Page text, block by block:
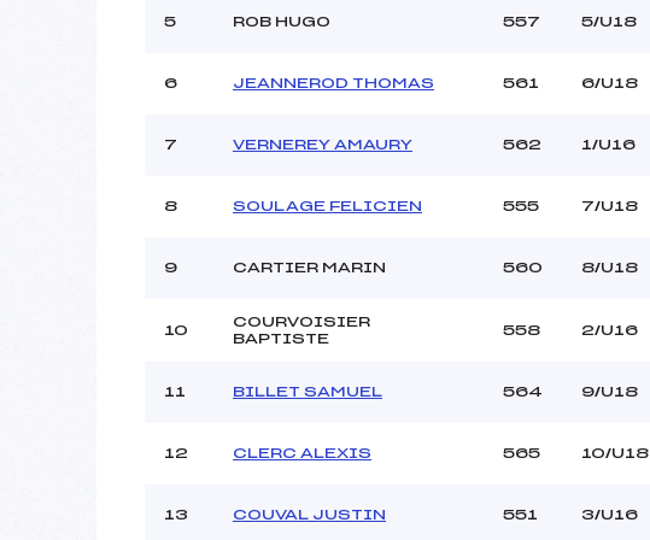
5 ROB HUGO 557 5/U18
6 JEANNEROD THOMAS 561 6/U18
7 VERNEREY AMAURY 562 1/U16
8 SOULAGE FELICIEN 555 7/U18
9 CARTIER MARIN 560 8/U18
10
COURVOISIER
BAPTISTE
558 2/U16
11 BILLET SAMUEL 564 9/U18
12 CLERC ALEXIS 565 10/U18
13 COUVAL JUSTIN 551 3/U16